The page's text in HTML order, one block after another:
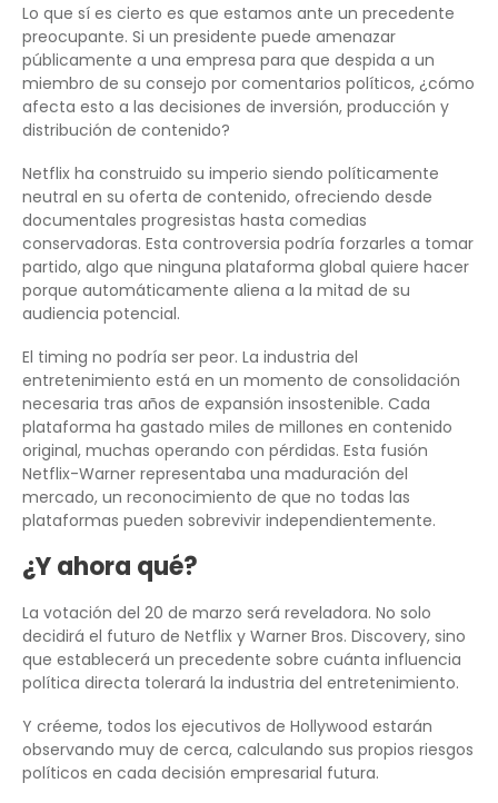
Lo que sí es cierto es que estamos ante un precedente
preocupante. Si un presidente puede amenazar
públicamente a una empresa para que despida a un
miembro de su consejo por comentarios políticos, ¿cómo
afecta esto a las decisiones de inversión, producción y
distribución de contenido?
Netflix ha construido su imperio siendo políticamente
neutral en su oferta de contenido, ofreciendo desde
documentales progresistas hasta comedias
conservadoras. Esta controversia podría forzarles a tomar
partido, algo que ninguna plataforma global quiere hacer
porque automáticamente aliena a la mitad de su
audiencia potencial.
El timing no podría ser peor. La industria del
entretenimiento está en un momento de consolidación
necesaria tras años de expansión insostenible. Cada
plataforma ha gastado miles de millones en contenido
original, muchas operando con pérdidas. Esta fusión
Netflix-Warner representaba una maduración del
mercado, un reconocimiento de que no todas las
plataformas pueden sobrevivir independientemente.
¿Y ahora qué?
La votación del 20 de marzo será reveladora. No solo
decidirá el futuro de Netflix y Warner Bros. Discovery, sino
que establecerá un precedente sobre cuánta influencia
política directa tolerará la industria del entretenimiento.
Y créeme, todos los ejecutivos de Hollywood estarán
observando muy de cerca, calculando sus propios riesgos
políticos en cada decisión empresarial futura.